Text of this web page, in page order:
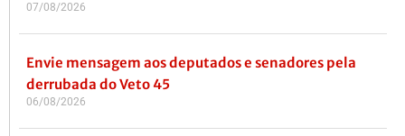
07/08/2026
Envie mensagem aos deputados e senadores pela
derrubada do Veto 45
06/08/2026